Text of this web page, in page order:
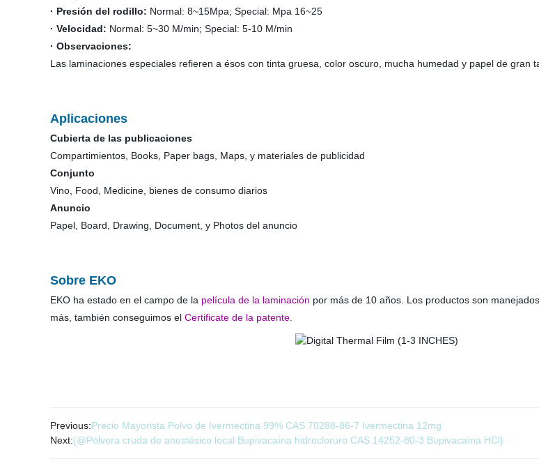
· Presión del rodillo: Normal: 8~15Mpa; Special: Mpa 16~25
· Velocidad: Normal: 5~30 M/min; Special: 5-10 M/min
· Observaciones:
Las laminaciones especiales refieren a ésos con tinta gruesa, color oscuro, mucha humedad y papel de gran
Aplicaciones
Cubierta de las publicaciones
Compartimientos, Books, Paper bags, Maps, y materiales de publicidad
Conjunto
Vino, Food, Medicine, bienes de consumo diarios
Anuncio
Papel, Board, Drawing, Document, y Photos del anuncio
Sobre EKO
EKO ha estado en el campo de la película de la laminación por más de 10 años. Los productos son
más, también conseguimos el Certificate de la patente.
Previous:Precio Mayorista Polvo de Ivermectina 99% CAS 70288-86-7 Ivermectina 12mg
Next:{@Pólvora cruda de anestésico local Bupivacaína hidrocloruro CAS 14252-80-3 Bupivacaína HCl}